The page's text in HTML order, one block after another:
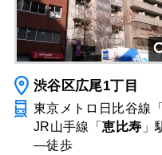
渋谷区広尾1丁目
東京メトロ日比谷線「
JR山手線「恵比寿 」
―徒歩